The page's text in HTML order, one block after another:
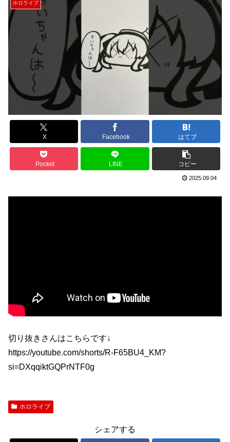
ホロライブ
X Facebook はてブ
Pocket LINE コピー
2025.09.04
切り抜きさんはこちらです↓
https://youtube.com/shorts/R-F65BU4_KM?
si=DXqqiktGQPrNTF0g
ホロライブ
シェアする